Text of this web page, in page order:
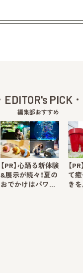
EDITOR's PICK
編集部おすすめ
【PR】心踊る新体験
&展示が続々！夏の
おでかけはパワ…
【
て
き